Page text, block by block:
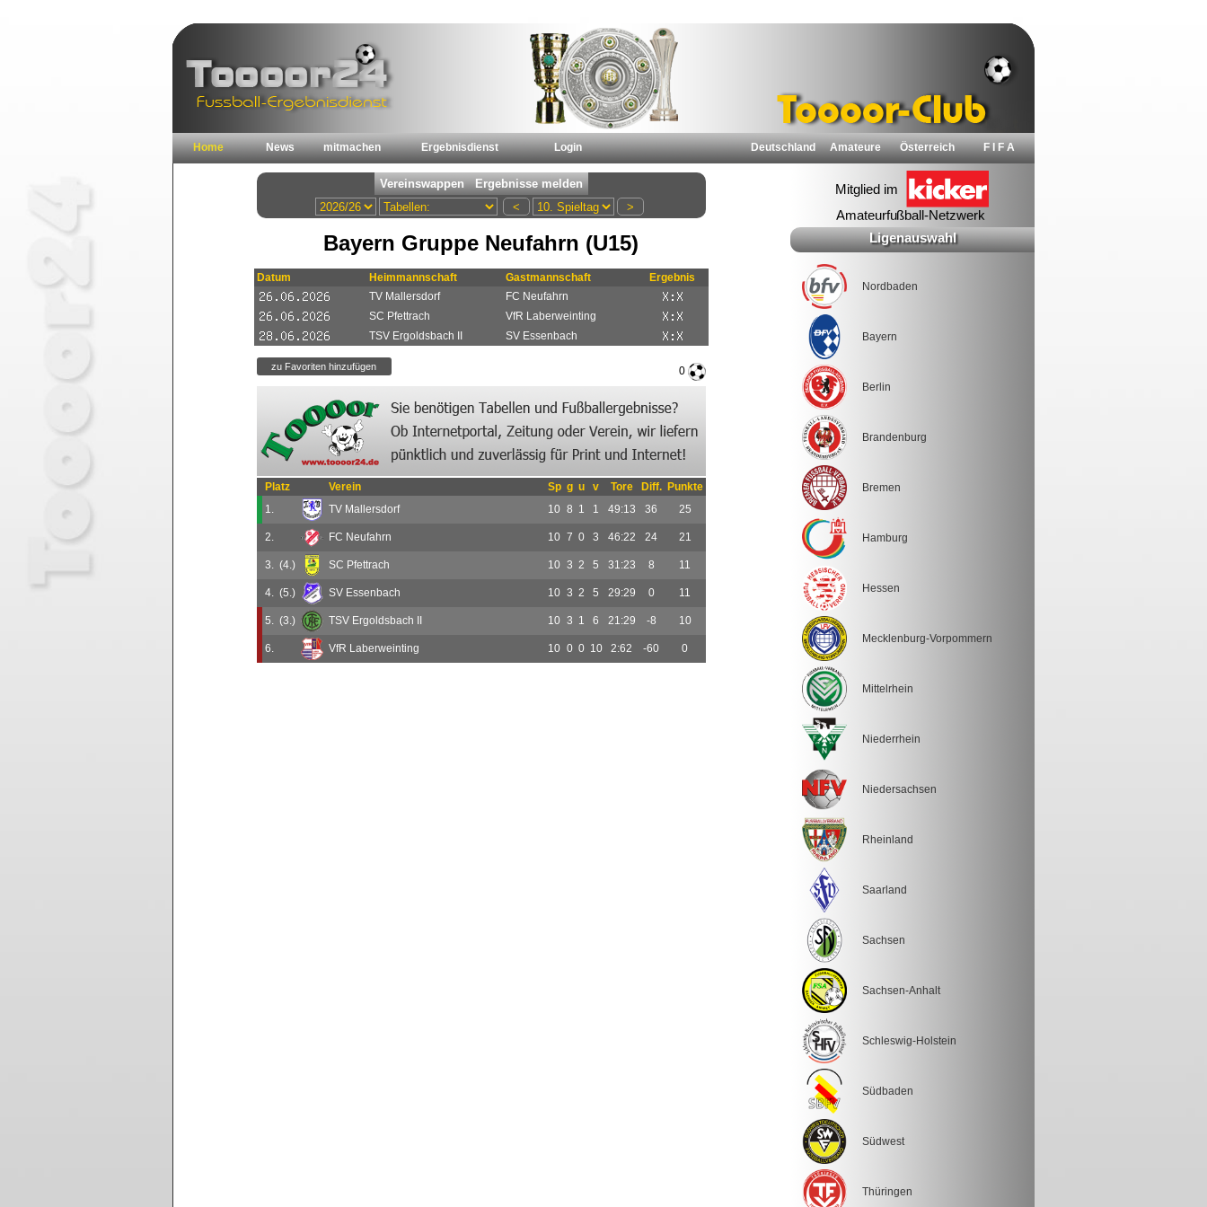
Home News mitmachen Ergebnisdienst Login Deutschland Amateure Österreich F I F A
Bayern Gruppe Neufahrn (U15)
Datum Heimmannschaft Gastmannschaft
Ergebnis
TV Mallersdorf
FC Neufahrn
SC Pfettrach
VfR Laberweinting
TSV Ergoldsbach II
SV Essenbach
0
Platz Verein Sp g u v Tore Diff.
Punkte
1.
TV Mallersdorf 10 8 1 1 49:13 36 25
2. FC Neufahrn 10 7 0 3 46:22 24 21
3. (4.) SC Pfettrach 10 3 2 5 31:23 8 11
4. (5.) SV Essenbach 10 3 2 5 29:29 0 11
5. (3.) TSV Ergoldsbach II 10 3 1 6 21:29 -8 10
6. VfR Laberweinting 10 0 0 10 2:62 -60 0
Ligenauswahl
Nordbaden
Bayern
Berlin
Brandenburg
Bremen
Hamburg
Hessen
Mecklenburg-Vorpommern
Mittelrhein
Niederrhein
Niedersachsen
Rheinland
Saarland
Sachsen
Sachsen-Anhalt
Schleswig-Holstein
Südbaden
Südwest
Thüringen